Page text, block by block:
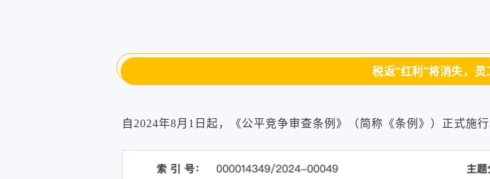
税返“红利”将消失，
自2024年8月1日起，《公平竞争审查条例》（简称《条例》）正式施行